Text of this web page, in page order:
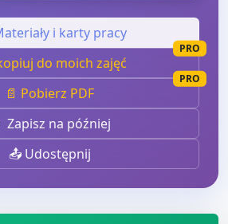
i karty pracy
do moich zajęć
PRO
📄 Pobierz PDF
PRO
Zapisz na później
📤 Udostępnij